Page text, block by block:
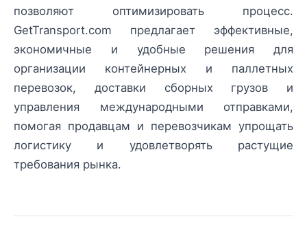
позволяют оптимизировать процесс.
GetTransport.com предлагает эффективные,
экономичные и удобные решения для
организации контейнерных и паллетных
перевозок, доставки сборных грузов и
управления международными отправками,
помогая продавцам и перевозчикам упрощать
логистику и удовлетворять растущие
требования рынка.